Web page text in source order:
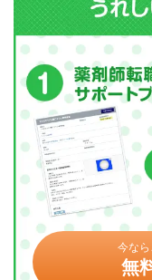
今なら
無